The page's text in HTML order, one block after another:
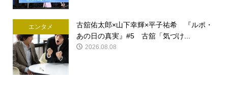
エンタメ
古舘佑太郎×山下幸輝×平子祐希 『ルポ・
あの日の真実』#5 古舘「気づけ...
2026.08.08